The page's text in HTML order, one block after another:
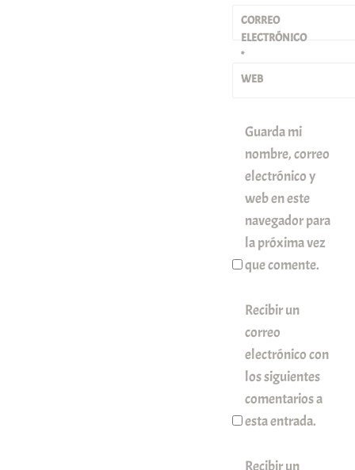
CORREO
ELECTRÓNICO
*
WEB
Guarda mi
nombre, correo
electrónico y
web en este
navegador para
la próxima vez
que comente.
Recibir un
correo
electrónico con
los siguientes
comentarios a
esta entrada.
Recibir un